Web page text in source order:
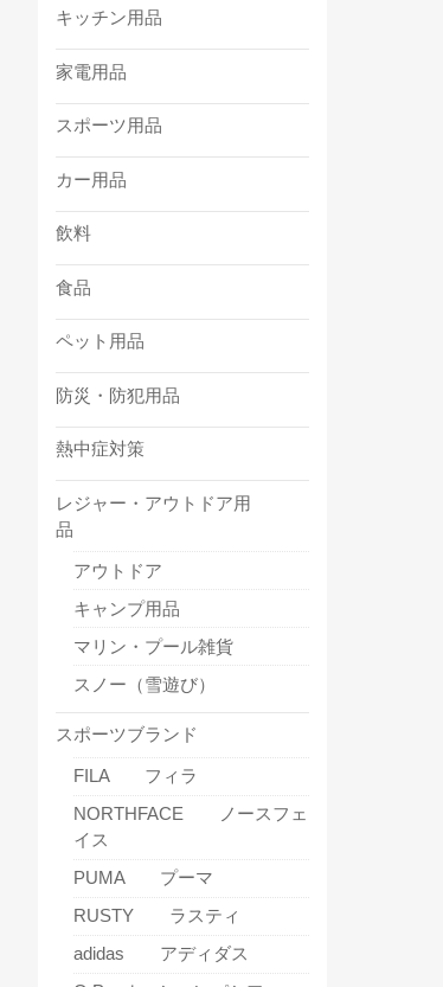
キッチン用品
家電用品
スポーツ用品
カー用品
飲料
食品
ペット用品
防災・防犯用品
熱中症対策
レジャー・アウトドア用
品
アウトドア
キャンプ用品
マリン・プール雑貨
スノー（雪遊び）
スポーツブランド
FILA フィラ
NORTHFACE ノースフェ
イス
PUMA プーマ
RUSTY ラスティ
adidas アディダス